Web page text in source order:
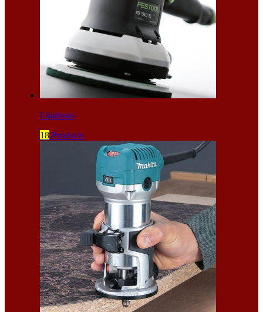
Lijadoras
18 Products